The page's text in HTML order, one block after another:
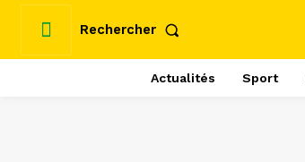
Rechercher
Actualités Sport